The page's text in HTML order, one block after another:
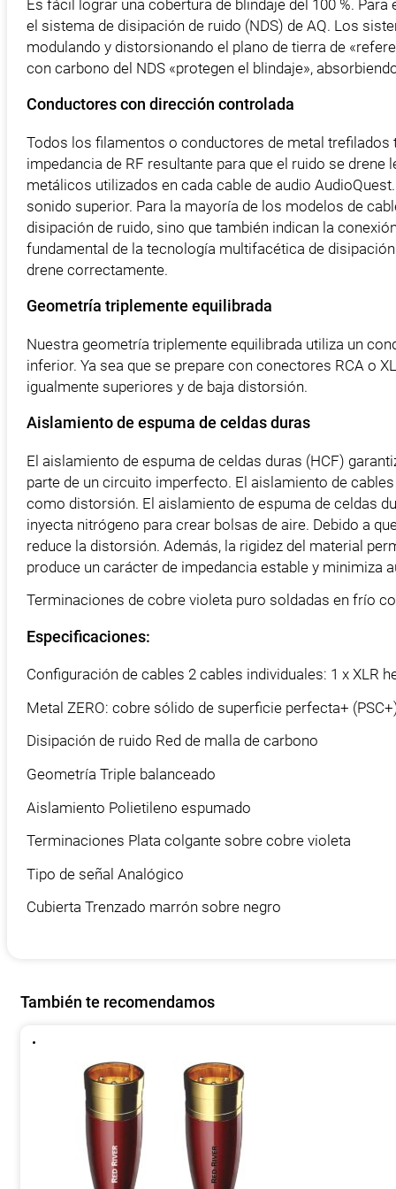
Es fácil lograr una cobertura de blindaje del 100 %.
el sistema de disipación de ruido (NDS) de AQ. Los
modulando y distorsionando el plano de tierra de
con carbono del NDS «protegen el blindaje»,
Conductores con dirección controlada
Todos los filamentos o conductores de metal
impedancia de RF resultante para que el ruido se
metálicos utilizados en cada cable de audio
sonido superior. Para la mayoría de los modelos de
disipación de ruido, sino que también indican la
fundamental de la tecnología multifacética de
drene correctamente.
Geometría triplemente equilibrada
Nuestra geometría triplemente equilibrada utiliza un
inferior. Ya sea que se prepare con conectores RCA o
igualmente superiores y de baja distorsión.
Aislamiento de espuma de celdas duras
El aislamiento de espuma de celdas duras (HCF)
parte de un circuito imperfecto. El aislamiento de
como distorsión. El aislamiento de espuma de celdas
inyecta nitrógeno para crear bolsas de aire. Debido a
reduce la distorsión. Además, la rigidez del material
produce un carácter de impedancia estable y minimiza
Terminaciones de cobre violeta puro soldadas en frío
Especificaciones:
Configuración de cables 2 cables individuales: 1 x XLR
Metal ZERO: cobre sólido de superficie perfecta+
Disipación de ruido Red de malla de carbono
Geometría Triple balanceado
Aislamiento Polietileno espumado
Terminaciones Plata colgante sobre cobre violeta
Tipo de señal Analógico
Cubierta Trenzado marrón sobre negro
También te recomendamos